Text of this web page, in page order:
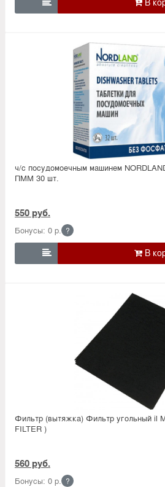

ч/с посудомоечным машинем
ПММ 30 шт.
550 руб.
Бонусы: 0 р. ?

Фильтр (вытяжка) Фильтр угольный il
FILTER )
560 руб.
Бонусы: 0 р. ?